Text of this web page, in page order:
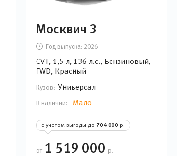
Москвич 3
Год выпуска: 2026
CVT, 1,5 л, 136 л.с., Бензиновый,
FWD, Красный
Кузов: Универсал
В наличии: Мало
с учетом выгоды до 704 000 р.
от 1 519 000 р.